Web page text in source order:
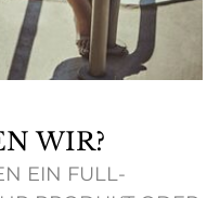
WIR?
EIN FULL-